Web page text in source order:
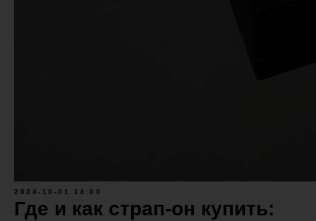
2024-10-01 14:00
Где и как страп-он купить: